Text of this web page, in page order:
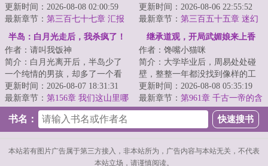
板。HR的补偿方案有两处计算错
误他当场多拿了四万...
更新时间：2026-08-08 02:00:59
最新章节： 第三百七十七章 汇报
怎么做啊？
在西雅图是精英、是英雄、是年
薪十万...
更新时间：2026-08-06 22:55:52
最新章节： 第三百五十五章 迷幻
猫外围的侦察哨？
半岛：白月光走后，我杀疯了！
作者：请叫我饭神
简介：白月光离开后，半岛少了
一个纯情的男孩，却多了一个看
狗都深情的人渣。...
更新时间：2026-08-07 18:31:31
最新章节： 第156章 我们这山里哪
继承道观，开局武媚娘来上香
作者：馋嘴小猫咪
简介：大学毕业后，周易处处碰
壁，整整一年都没找到像样的工
作。无奈之下，他只得翻出上学
时爷爷给自己办...
更新时间：2026-08-08 05:35:19
最新章节： 第961章 千古一帝的含
金量！【求月票】
书名：
本站若有图片广告属于第三方接入，非本站所为，广告内容与本站无关，不代表
本站立场，请谨慎阅读。